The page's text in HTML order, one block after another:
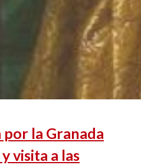
por la Granada
visita a las